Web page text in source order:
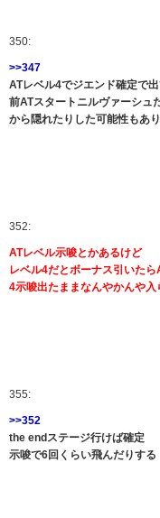
350:
>>347
ATレベル4でジエンド確定で
前ATスタートニルヴァーシュ
から隠れたりした可能性もあ
352:
ATレベル示唆とかあるけど
レベル4だとボーナス引いたら
4示唆出たままなんやかんや
355:
>>352
the endステージ行けば確定
示唆で6回くらい飛んだりする